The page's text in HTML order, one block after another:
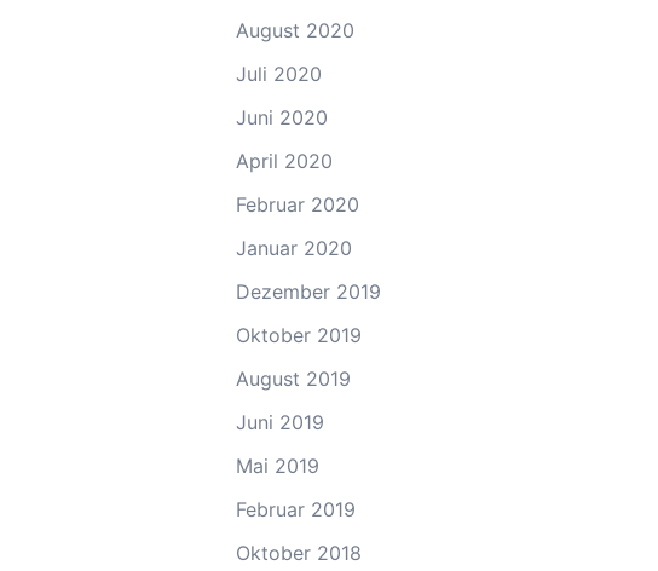
August 2020
Juli 2020
Juni 2020
April 2020
Februar 2020
Januar 2020
Dezember 2019
Oktober 2019
August 2019
Juni 2019
Mai 2019
Februar 2019
Oktober 2018